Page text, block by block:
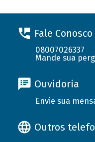
Fale Conosco
08007026337
Mande sua
Ouvidoria
Envie sua
Outros